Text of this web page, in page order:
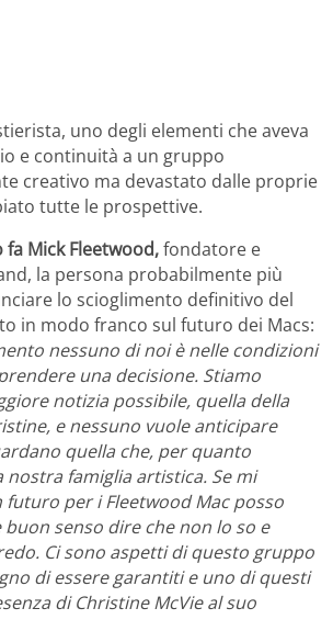
uno degli elementi che aveva
e continuità a un gruppo
creativo ma devastato dalle proprie
tutte le prospettive.
Mick Fleetwood,fondatore e
la persona probabilmente più
lo scioglimento definitivo del
in modo franco sul futuro dei Macs:
nessuno di noi è nelle condizioni
una decisione. Stiamo
notizia possibile, quella della
e nessuno vuole anticipare
quella che, per quanto
nostra famiglia artistica. Se mi
futuro per i Fleetwood Mac posso
senso dire che non lo so e
Ci sono aspetti di questo gruppo
di essere garantiti e uno di questi
di Christine McVie al suo